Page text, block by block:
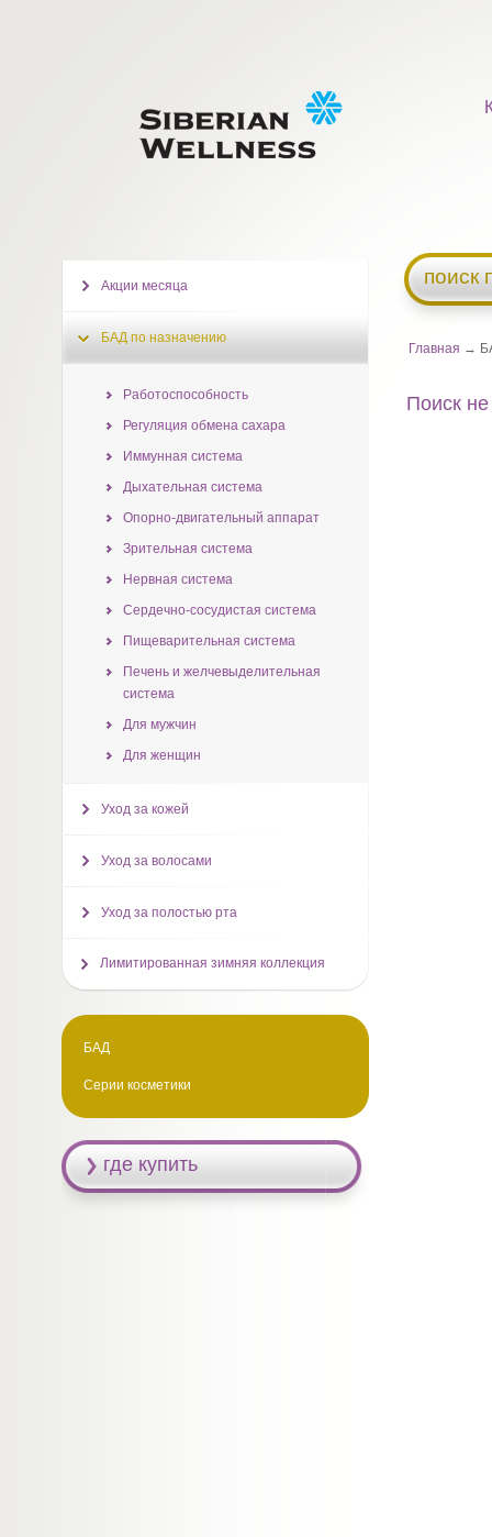
поиск
Главная →
Поиск
Акции месяца
БАД по назначению
Работоспособность
Регуляция обмена сахара
Иммунная система
Дыхательная система
Опорно-двигательный аппарат
Зрительная система
Нервная система
Сердечно-сосудистая система
Пищеварительная система
Печень и желчевыделительная
система
Для мужчин
Для женщин
Уход за кожей
Уход за волосами
Уход за полостью рта
Лимитированная зимняя коллекция
БАД
Серии косметики
где купить